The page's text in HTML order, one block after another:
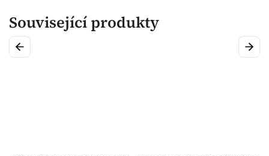
Související produkty
Previous Next